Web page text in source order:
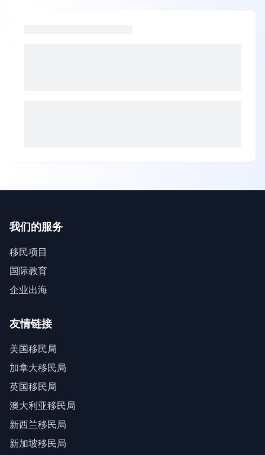
我们的服务
移民项目
国际教育
企业出海
友情链接
美国移民局
加拿大移民局
英国移民局
澳大利亚移民局
新西兰移民局
新加坡移民局